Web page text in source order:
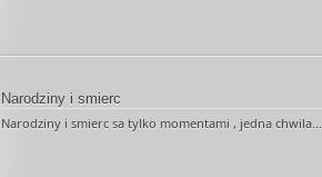
Narodziny i smierc
Narodziny i smierc sa tylko momentami , jedna chwila...